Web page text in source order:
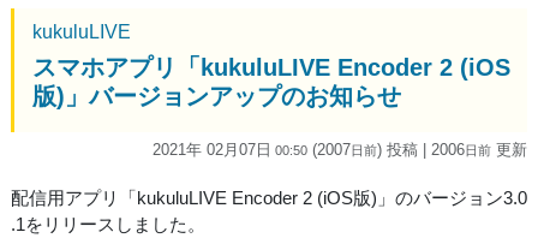
kukuluLIVE
スマホアプリ「kukuluLIVE Encoder 2 (iOS
版)」バージョンアップのお知らせ
2021年 02月07日 00:50 (2007日前) 投稿 | 2006日前 更新
配信用アプリ「kukuluLIVE Encoder 2 (iOS版)」のバージョン3.0
.1をリリースしました。